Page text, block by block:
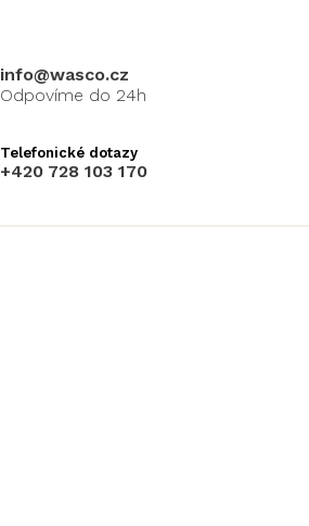
info@wasco.cz
+420 728 103 170